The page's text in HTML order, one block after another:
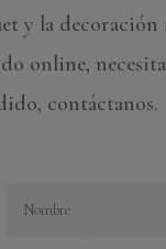
y la
online,
contáctanos.